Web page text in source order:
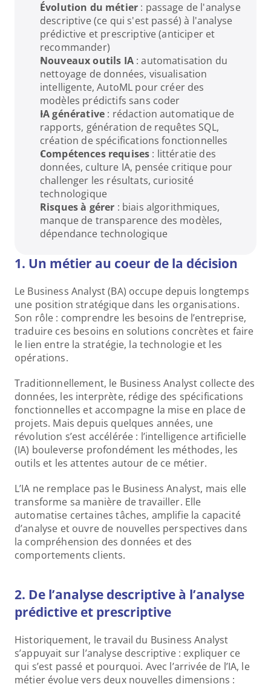
Évolution du métier : passage de l'analyse
descriptive (ce qui s'est passé) à l'analyse
prédictive et prescriptive (anticiper et
recommander)
Nouveaux outils IA : automatisation du
nettoyage de données, visualisation
intelligente, AutoML pour créer des
modèles prédictifs sans coder
IA générative : rédaction automatique de
rapports, génération de requêtes SQL,
création de spécifications fonctionnelles
Compétences requises : littératie des
données, culture IA, pensée critique pour
challenger les résultats, curiosité
technologique
Risques à gérer : biais algorithmiques,
manque de transparence des modèles,
dépendance technologique
1. Un métier au coeur de la décision
Le Business Analyst (BA) occupe depuis longtemps
une position stratégique dans les organisations.
Son rôle : comprendre les besoins de l’entreprise,
traduire ces besoins en solutions concrètes et faire
le lien entre la stratégie, la technologie et les
opérations.
Traditionnellement, le Business Analyst collecte des
données, les interprète, rédige des spécifications
fonctionnelles et accompagne la mise en place de
projets. Mais depuis quelques années, une
révolution s’est accélérée : l’intelligence artificielle
(IA) bouleverse profondément les méthodes, les
outils et les attentes autour de ce métier.
L’IA ne remplace pas le Business Analyst, mais elle
transforme sa manière de travailler. Elle
automatise certaines tâches, amplifie la capacité
d’analyse et ouvre de nouvelles perspectives dans
la compréhension des données et des
comportements clients.
2. De l’analyse descriptive à l’analyse
prédictive et prescriptive
Historiquement, le travail du Business Analyst
s’appuyait sur l’analyse descriptive : expliquer ce
qui s’est passé et pourquoi. Avec l’arrivée de l’IA, le
métier évolue vers deux nouvelles dimensions :